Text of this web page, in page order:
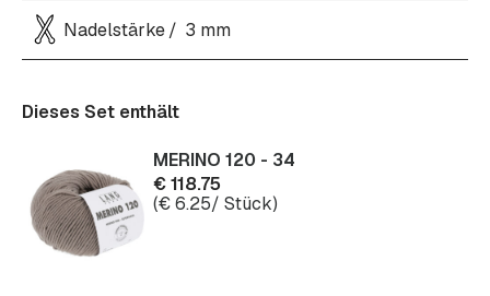
Nadelstärke 3 mm
Dieses Set enthält
MERINO 120 - 34
€118.75
(€6.25/ Stück)